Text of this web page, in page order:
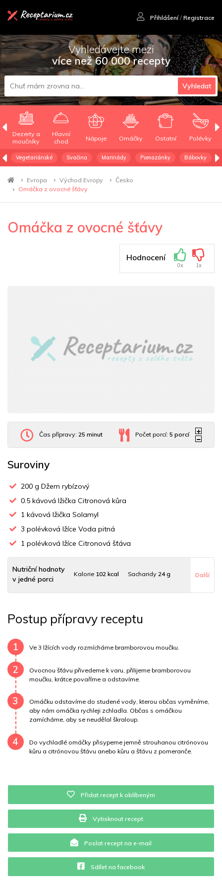
Přihlášení/ Registrace
Vyhledávejte mezi
více než 60 000 recepty
Vyhledat
Dezerty a
moučníky
Hlavní
chod
Nápoje Omáčky Ostatní Polévky
Vegetariánské Svačina Marinády Pomazánky Bábovky
Evropa Východ Evropy
Česko
Omáčka z ovocné šťávy
Omáčka z ovocné šťávy
Hodnocení
0x 1x
Čas přípravy: 25 minut Počet porcí:5 porcí
Suroviny
200 g Džem rybízový
0.5 kávová lžička Citronová kůra
1 kávová lžička Solamyl
3 polévková lžíce Voda pitná
1 polévková lžíce Citronová šťáva
Nutriční hodnoty
v jedné porci
Kalorie 102 kcal Sacharidy 24 g
Uhlovodany 24 g Cholesterol 0 mg Draslík
Vláknina74 mg Vitamín A 74 mg Vitamín B6 0 mg
Vitamín B12 0 mg Vitamín C Vitamín E
Další
Postup přípravy receptu
1 Ve 3 lžících vody rozmícháme bramborovou moučku.
2
Ovocnou šťávu přivedeme k varu, přilijeme bramborovou
moučku, krátce povaříme a odstavíme.
3
Omáčku odstavíme do studené vody, kterou občas vyměníme,
aby nám omáčka rychleji zchladla. Občas s omáčkou
zamícháme, aby se neudělal škraloup.
4
Do vychladlé omáčky přisypeme jemně strouhanou citrónovou
kůru a citrónovou šťávu anebo kůru a šťávu z pomeranče.
Přidat recept k oblíbeným
Vytisknout recept
Poslat recept na e-mail
Sdílet na facebook